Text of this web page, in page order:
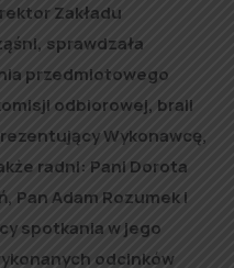
Zakładu
sprawdzała
przedmiotowego
odbiorowej, brali
Wykonawcę,
radni: Pani Dorota
Pan Adam Rozumek i
spotkania w jego
odcinków